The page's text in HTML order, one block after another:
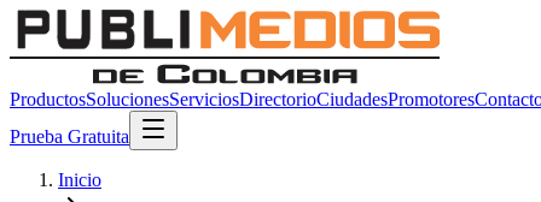
ProductosSolucionesServiciosDirectorioCiudadesPromotores
Prueba Gratuita
Inicio